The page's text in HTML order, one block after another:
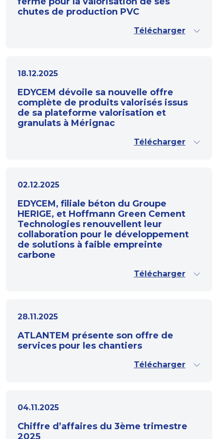
chutes de production PVC
Télécharger
18.12.2025
EDYCEM dévoile sa nouvelle offre
complète de produits valorisés issus
de sa plateforme valorisation et
granulats à Mérignac
Télécharger
02.12.2025
EDYCEM, filiale béton du Groupe
HERIGE, et Hoffmann Green Cement
Technologies renouvellent leur
collaboration pour le développement
de solutions à faible empreinte
carbone
Télécharger
28.11.2025
ATLANTEM présente son offre de
services pour les chantiers
Télécharger
04.11.2025
Chiffre d’affaires du 3ème trimestre
2025